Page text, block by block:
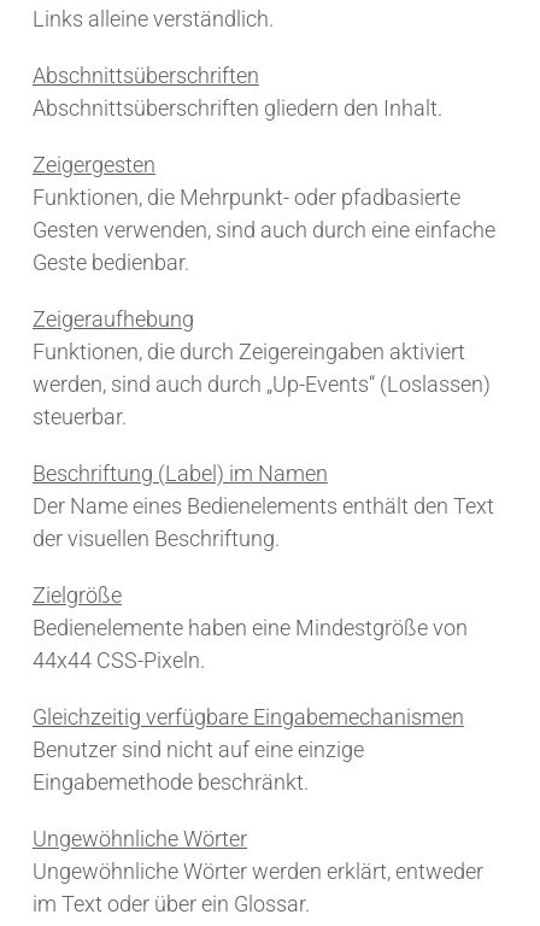
Links alleine verständlich.
Abschnittsüberschriften
Abschnittsüberschriften gliedern den Inhalt.
Zeigergesten
Funktionen, die Mehrpunkt- oder pfadbasierte
Gesten verwenden, sind auch durch eine einfache
Geste bedienbar.
Zeigeraufhebung
Funktionen, die durch Zeigereingaben aktiviert
werden, sind auch durch „Up-Events“ (Loslassen)
steuerbar.
Beschriftung (Label) im Namen
Der Name eines Bedienelements enthält den Text
der visuellen Beschriftung.
Zielgröße
Bedienelemente haben eine Mindestgröße von
44x44 CSS-Pixeln.
Gleichzeitig verfügbare Eingabemechanismen
Benutzer sind nicht auf eine einzige
Eingabemethode beschränkt.
Ungewöhnliche Wörter
Ungewöhnliche Wörter werden erklärt, entweder
im Text oder über ein Glossar.